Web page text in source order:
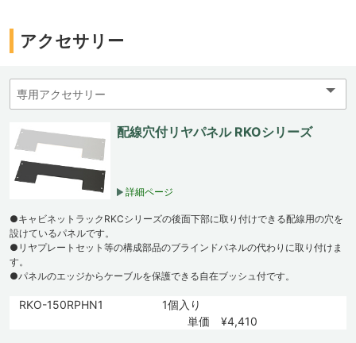
アクセサリー
配線穴付リヤパネル RKOシリーズ
詳細ページ
●キャビネットラックRKCシリーズの後面下部に取り付けできる配線用の穴を
設けているパネルです。
●リヤプレートセット等の構成部品のブラインドパネルの代わりに取り付けま
す。
●パネルのエッジからケーブルを保護できる自在ブッシュ付です。
RKO-150RPHN1
1個入り
単価 ¥4,410